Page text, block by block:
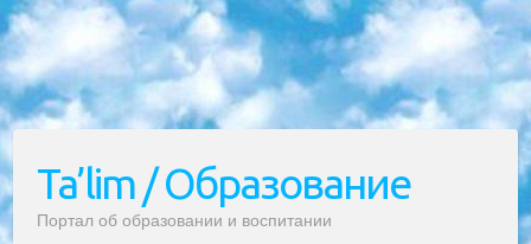
Ta’lim / Образование
Портал об образовании и воспитании